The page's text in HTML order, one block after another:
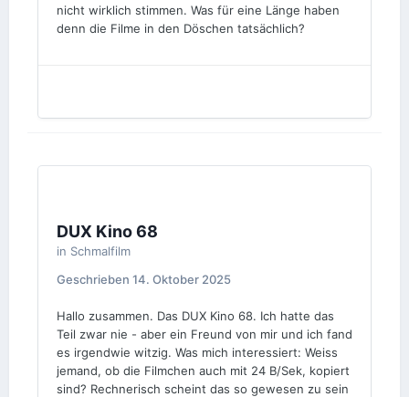
nicht wirklich stimmen. Was für eine Länge haben
denn die Filme in den Döschen tatsächlich?
DUX Kino 68
in Schmalfilm
Geschrieben 14. Oktober 2025
Hallo zusammen. Das DUX Kino 68. Ich hatte das
Teil zwar nie - aber ein Freund von mir und ich fand
es irgendwie witzig. Was mich interessiert: Weiss
jemand, ob die Filmchen auch mit 24 B/Sek, kopiert
sind? Rechnerisch scheint das so gewesen zu sein